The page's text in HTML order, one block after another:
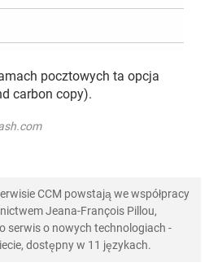
pocztowych ta opcja
carbon copy).
CCM powstają we współpracy
Jeana-François Pillou,
serwis o nowych technologiach -
dostępny w 11 językach.